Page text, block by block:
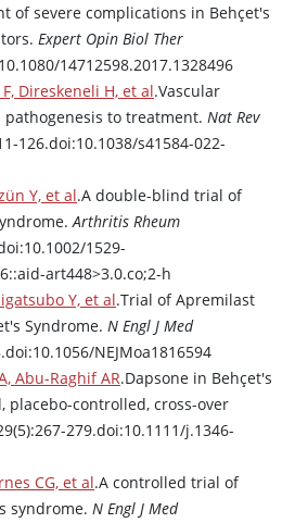
of severe complications in Behçet's
Expert Opin Biol Ther
14712598.2017.1328496
Direskeneli H, et al.Vascular
to treatment. Nat Rev
126.doi:10.1038/s41584-022-
Y, et al.A double-blind trial of
Arthritis Rheum
1529-
art448>3.0.co;2-h
Y, et al.Trial ofApremilast
Syndrome. N Engl J Med
NEJMoa1816594
Abu-Raghif AR.Dapsone in Behçet's
placebo-controlled, cross-over
279.doi:10.1111/j.1346-
CG, et al.A controlled trial of
syndrome. N Engl J Med